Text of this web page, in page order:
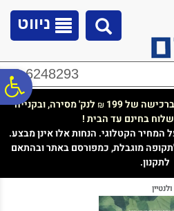
נגישות
ניווט
02-6248293
של 199 ₪ לנק' מסירה, ובקנייה
בחינם עד הבית !
המחיר הקטלוגי. הנחות אלו אינן מבצע.
מוגבלת, כמפורסם באתר ובהתאם
לתקנון.